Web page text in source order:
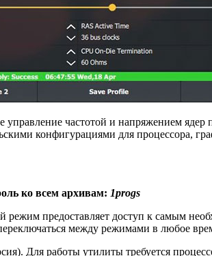
частотой и напряжением ядер
конфигурациями для процессора,
ко всем архивам: 1progs
предоставляет доступ к самым
между режимами в любое
Для работы утилиты требуется